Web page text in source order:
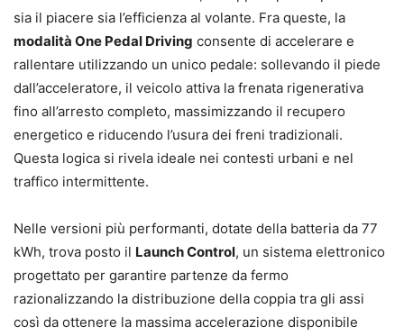
sia il piacere sia l’efficienza al volante. Fra queste, la
modalità One Pedal Driving consente di accelerare e
rallentare utilizzando un unico pedale: sollevando il piede
dall’acceleratore, il veicolo attiva la frenata rigenerativa
fino all’arresto completo, massimizzando il recupero
energetico e riducendo l’usura dei freni tradizionali.
Questa logica si rivela ideale nei contesti urbani e nel
traffico intermittente.
Nelle versioni più performanti, dotate della batteria da 77
kWh, trova posto il Launch Control, un sistema elettronico
progettato per garantire partenze da fermo
razionalizzando la distribuzione della coppia tra gli assi
così da ottenere la massima accelerazione disponibile